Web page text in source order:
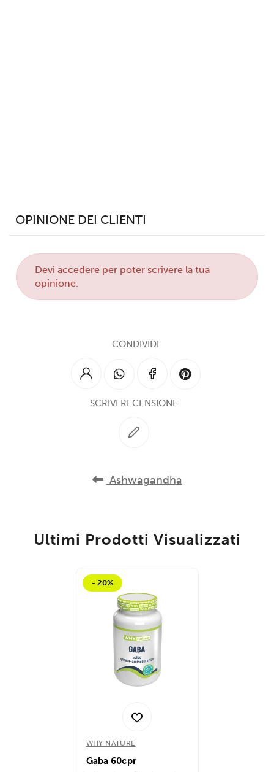
OPINIONE DEI CLIENTI
Deviaccedere per poter scrivere la tua
opinione.
CONDIVIDI
SCRIVI RECENSIONE
Ashwagandha
Ultimi Prodotti Visualizzati
- 20%
WHY NATURE
Gaba 60cpr